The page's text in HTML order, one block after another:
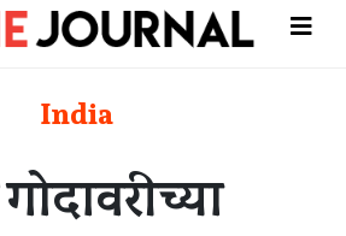
India